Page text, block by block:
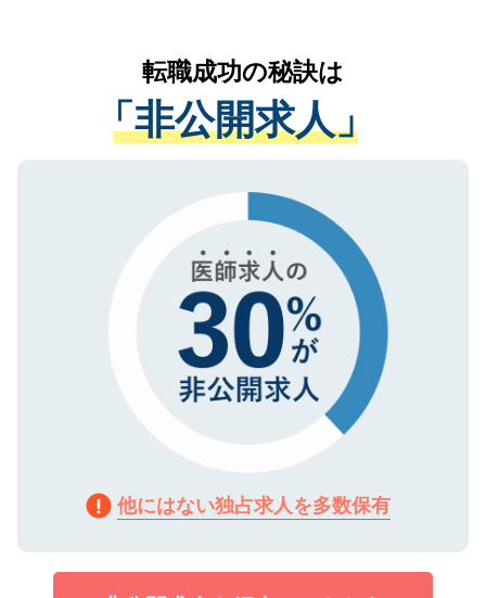
は、個人情報の取り扱いについての厳密な
管理基準を満たした事業者のみに付与され
る、プライバシーマークを取得済みです。
で、機密保持に関してもご安心ください。
かがいして、現在の医療機関の状況や紹介
経験をまじえながら、適切なアドバイスを
させていただきます。すぐにご転職をされ
ない方には、長期的なサポートが可能です
ので、まずはご登録ください。
転職成功の秘訣は
「非公開求人」
他にはない独占求人を多数保有